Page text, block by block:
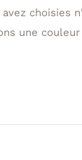
choisies
une couleur